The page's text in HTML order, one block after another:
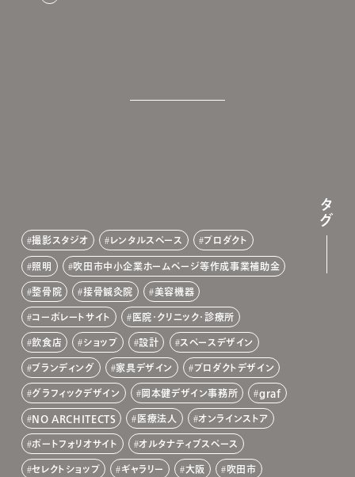
タグ
撮影スタジオ レンタルスペース プロダクト
照明 吹田市中小企業ホームページ等作成事業補助金
整骨院 接骨鍼灸院 美容機器
コーポレートサイト 医院・クリニック・診療所
飲食店 ショップ 設計 スペースデザイン
ブランディング 家具デザイン プロダクトデザイン
グラフィックデザイン 岡本健デザイン事務所 graf
NO ARCHITECTS 医療法人 オンラインストア
ポートフォリオサイト オルタナティブスペース
セレクトショップ ギャラリー 大阪 吹田市